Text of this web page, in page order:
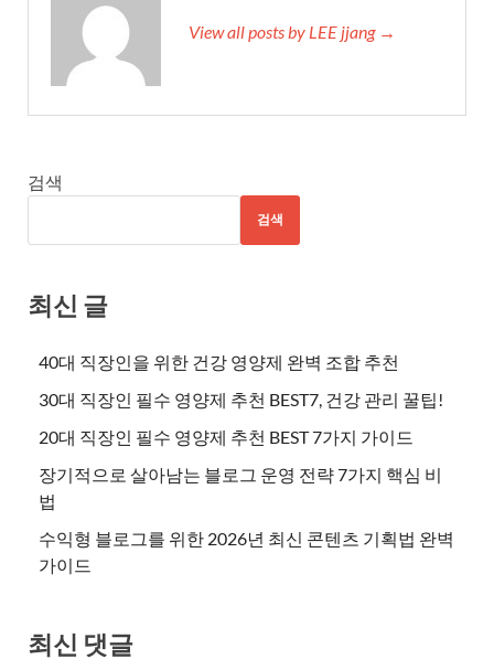
View all posts by LEE jjang →
검색
검색
최신 글
40대 직장인을 위한 건강 영양제 완벽 조합 추천
30대 직장인 필수 영양제 추천 BEST7, 건강 관리 꿀팁!
20대 직장인 필수 영양제 추천 BEST 7가지 가이드
장기적으로 살아남는 블로그 운영 전략 7가지 핵심 비
법
수익형 블로그를 위한 2026년 최신 콘텐츠 기획법 완벽
가이드
최신 댓글